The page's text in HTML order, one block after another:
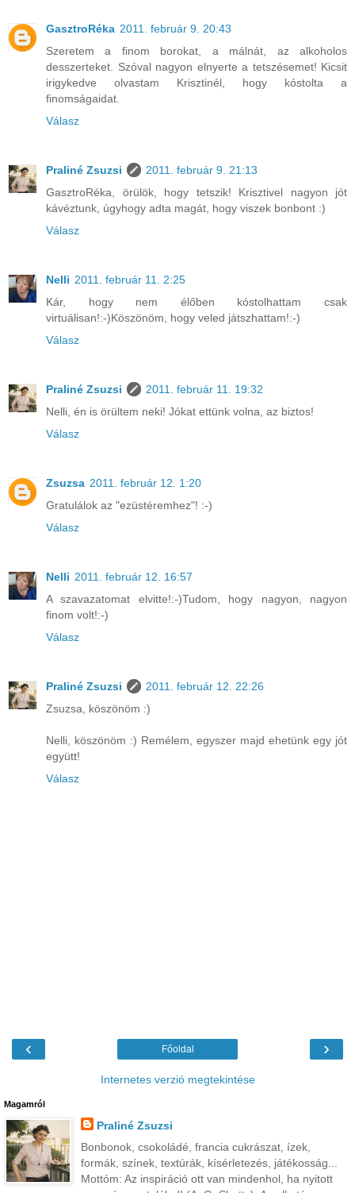
GasztroRéka 2011. február 9. 20:43
Szeretem a finom borokat, a málnát, az alkoholos
desszerteket. Szóval nagyon elnyerte a tetszésemet! Kicsit
irigykedve olvastam Krisztinél, hogy kóstolta a
finomságaidat.
Válasz
Praliné Zsuzsi
2011. február 9. 21:13
GasztroRéka, örülök, hogy tetszik! Krisztivel nagyon jót
kávéztunk, úgyhogy adta magát, hogy viszek bonbont :)
Válasz
Nelli 2011. február 11. 2:25
Kár, hogy nem élőben kóstolhattam csak
virtuálisan!:-)Köszönöm, hogy veled játszhattam!:-)
Válasz
Praliné Zsuzsi
2011. február 11. 19:32
Nelli, én is örültem neki! Jókat ettünk volna, az biztos!
Válasz
Zsuzsa 2011. február 12. 1:20
Gratulálok az "ezüstéremhez"! :-)
Válasz
Nelli 2011. február 12. 16:57
A szavazatomat elvitte!:-)Tudom, hogy nagyon, nagyon
finom volt!:-)
Válasz
Praliné Zsuzsi
2011. február 12. 22:26
Zsuzsa, köszönöm :)
Nelli, köszönöm :) Remélem, egyszer majd ehetünk egy jót
együtt!
Válasz
‹ ›
Főoldal
Internetes verzió megtekintése
Magamról
Praliné Zsuzsi
Bonbonok, csokoládé, francia cukrászat, ízek,
formák, színek, textúrák, kísérletezés, játékosság...
Mottóm: Az inspiráció ott van mindenhol, ha nyitott